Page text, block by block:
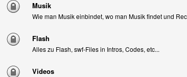
Musik
Wie man Musik einbindet, wo man Musik findet und
Flash
Alles zu Flash, swf-Files in Intros, Codes, etc...
Videos